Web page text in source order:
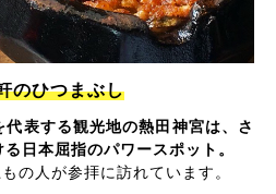
のひつまぶし
代表する観光地の熱田神宮は、さ
日本屈指のパワースポット。
の人が参拝に訪れています。